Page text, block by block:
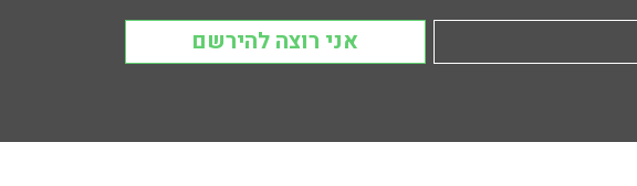
אני רוצה להירשם